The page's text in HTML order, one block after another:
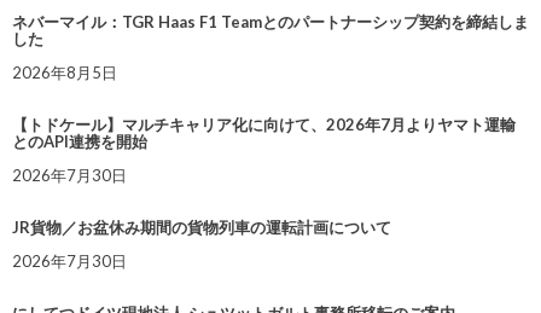
ネバーマイル：TGR Haas F1 Teamとのパートナーシップ契約を締結しま
した
2026年8月5日
【トドケール】マルチキャリア化に向けて、2026年7月よりヤマト運輸
とのAPI連携を開始
2026年7月30日
JR貨物／お盆休み期間の貨物列車の運転計画について
2026年7月30日